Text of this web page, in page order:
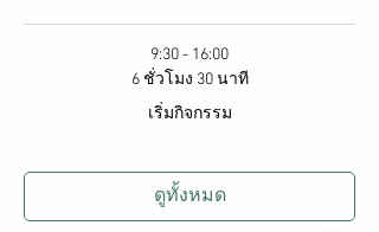
9:30 - 16:00
6 ชั่วโมง 30 นาที
เริ่มกิจกรรม
ดูทั้งหมด